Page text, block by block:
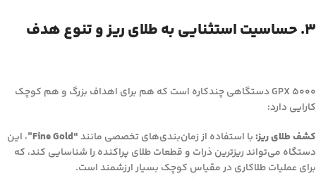
۳. حساسیت استثنایی به طلای ریز و تنوع هدف
GPX 5000 دستگاهی چندکاره است که هم برای اهداف بزرگ و هم کوچک
کارایی دارد:
کشف طلای ریز: با استفاده از زمان‌بندی‌های تخصصی مانند“Fine Gold”
، این
دستگاه می‌تواند ریزترین ذرات و قطعات طلای پراکنده را شناسایی کند، که
برای عملیات طلاکاری در مقیاس کوچک بسیار ارزشمند است.